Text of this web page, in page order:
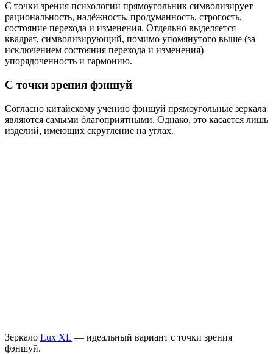
С точки зрения психологии прямоугольник символизирует
рациональность, надёжность, продуманность, строгость,
состояние перехода и изменения. Отдельно выделяется
квадрат, символизирующий, помимо упомянутого выше (за
исключением состояния перехода и изменения)
упорядоченность и гармонию.
С точки зрения фэншуй
Согласно китайскому учению фэншуй прямоугольные зеркала
являются самыми благоприятными. Однако, это касается лишь
изделий, имеющих скругление на углах.
Зеркало Lux XL — идеальный вариант с точки зрения
фэншуй.